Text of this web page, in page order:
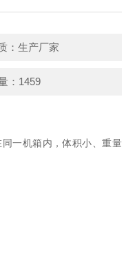
：生产厂家
：1459
一机箱内，体积小、重量